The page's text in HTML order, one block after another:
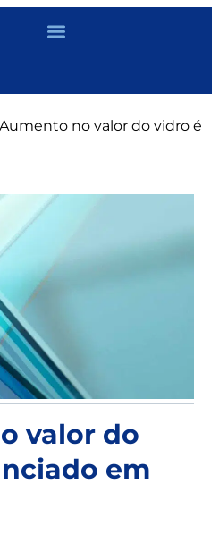
Aumento no valor do vidro é
valor do
em